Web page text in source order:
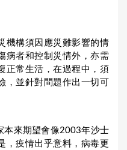
機構須因應災難影響的情
病者和控制災情外，亦需
正常生活，在過程中，須
，並針對問題作出一切可
本來期望會像2003年沙士
，疫情出乎意料，病毒更